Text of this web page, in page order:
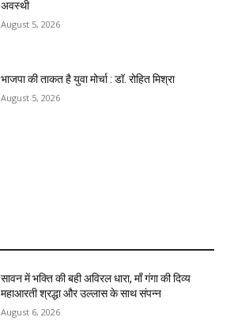
अवस्थी
August 5, 2026
भाजपा की ताकत है युवा मोर्चा : डॉ. रोहित मिश्रा
August 5, 2026
सावन में भक्ति की बही अविरल धारा, माँ गंगा की दिव्य
महाआरती श्रद्धा और उल्लास के साथ संपन्न
August 6, 2026